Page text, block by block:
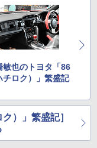
敏也のトヨタ「86
チロク）」繁盛記
）」繁盛記］